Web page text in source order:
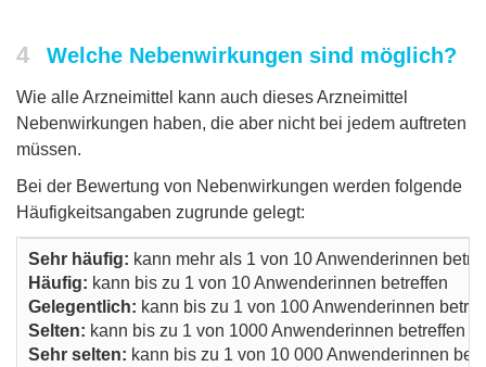
4 Welche Nebenwirkungen sind möglich?
Wie alle Arzneimittel kann auch dieses Arzneimittel
Nebenwirkungen haben, die aber nicht bei jedem auftreten
müssen.
Bei der Bewertung von Nebenwirkungen werden folgende
Häufigkeitsangaben zugrunde gelegt:
Sehr häufig: kann mehr als 1 von 10 Anwenderinnen
Häufig: kann bis zu 1 von 10 Anwenderinnen betreffen
Gelegentlich: kann bis zu 1 von 100 Anwenderinnen
Selten: kann bis zu 1 von 1000 Anwenderinnen betreffen
Sehr selten: kann bis zu 1 von 10 000 Anwenderinnen